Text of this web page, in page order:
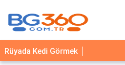
YEMEK
TARİFLERİ
Rüyada Kedi Görmek